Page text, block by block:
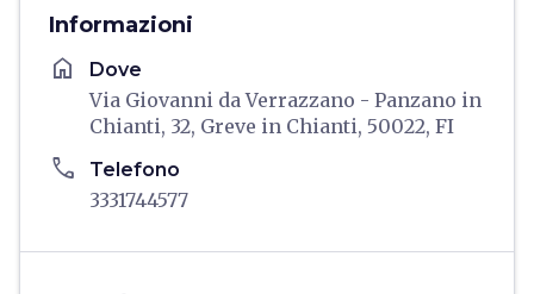
Informazioni
home Dove
Via Giovanni da Verrazzano - Panzano in
Chianti, 32, Greve in Chianti, 50022, FI
phone Telefono
3331744577